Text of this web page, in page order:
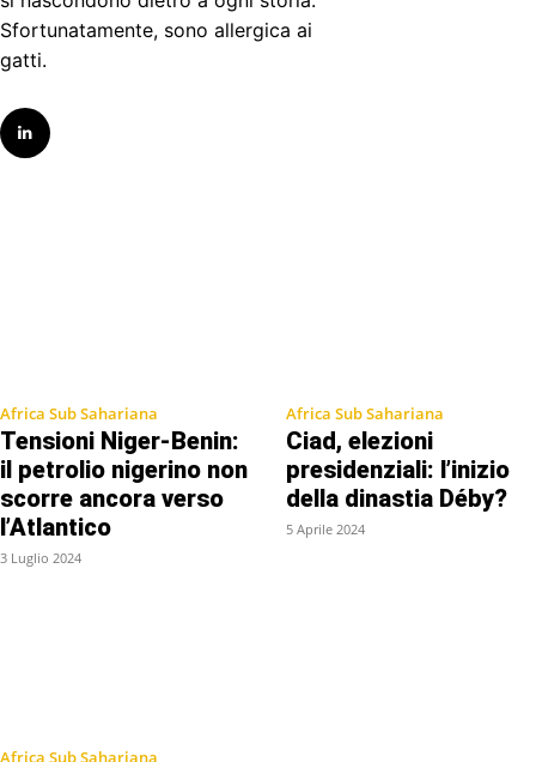
Sfortunatamente, sono allergica ai
gatti.
Africa Sub Sahariana
Tensioni Niger-Benin:
il petrolio nigerino non
scorre ancora verso
l’Atlantico
3 Luglio 2024
Africa Sub Sahariana
Ciad, elezioni
presidenziali: l’inizio
della dinastia Déby?
5 Aprile 2024
Africa Sub Sahariana